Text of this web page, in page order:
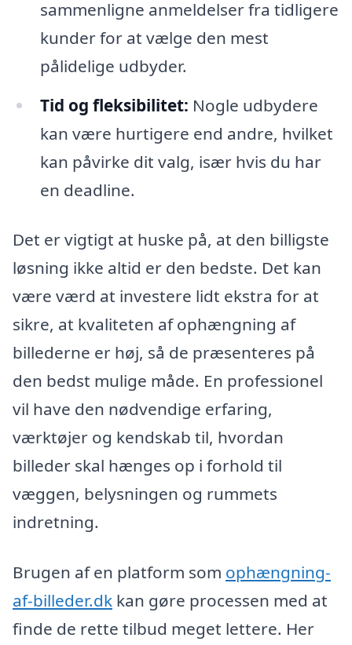
sammenligne anmeldelser fra tidligere
kunder for at vælge den mest
pålidelige udbyder.
Tid og fleksibilitet: Nogle udbydere
kan være hurtigere end andre, hvilket
kan påvirke dit valg, især hvis du har
en deadline.
Det er vigtigt at huske på, at den billigste
løsning ikke altid er den bedste. Det kan
være værd at investere lidt ekstra for at
sikre, at kvaliteten af ophængning af
billederne er høj, så de præsenteres på
den bedst mulige måde. En professionel
vil have den nødvendige erfaring,
værktøjer og kendskab til, hvordan
billeder skal hænges op i forhold til
væggen, belysningen og rummets
indretning.
Brugen af en platform som ophængning-
af-billeder.dk kan gøre processen med at
finde de rette tilbud meget lettere. Her